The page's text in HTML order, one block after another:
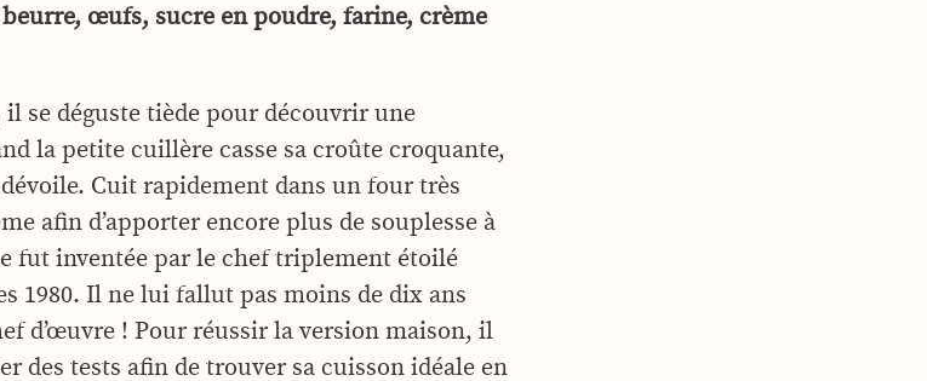
œufs, sucre en poudre, farine, crème
se déguste tiède pour découvrir une
la petite cuillère casse sa croûte croquante,
Cuit rapidement dans un four très
afin d’apporter encore plus de souplesse à
fut inventée par le chef triplement étoilé
1980. Il ne lui fallut pas moins de dix ans
d’œuvre ! Pour réussir la version maison, il
des tests afin de trouver sa cuisson idéale en